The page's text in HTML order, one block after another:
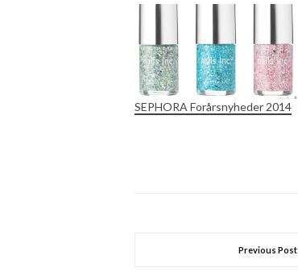
SEPHORA Forårsnyheder 2014
Previous Post